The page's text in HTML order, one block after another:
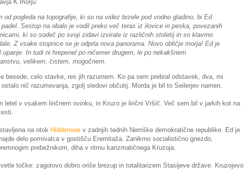
K morju:
od pogleda na topografije, ki so na videz brzele pod vodno gladino, bi Ed
Sestop na obalo je vodil preko več teras iz ilovice in peska, povezanih
ki so sodeč po svoji zidavi izvirale iz različnih stoletij in so klavrno
Z vsake stopnice se je odprla nova panorama. Novo obličje morja! Ed je
upanje. In tudi ni hrepenel po ničemer drugem, le po nekakšnem
velikem, čistem, mogočnem.
besede, celo stavke, res jih razumem. Ko pa sem prebral odstavek, dva, mi
ostalo nič razumevanja, zgolj sledovi občutij. Morda je bil to Seilerjev namen.
letel v vsakem liričnem ovinku, in Kruzo je lirični Vršič. Več sem bil v jarkih kot na
na otok Hiddensee v zadnjih tednih Nemške demokratične republike. Ed je
delo pomivalca v gostišču Eremitaža. Zanikrno socialistično gnezdo,
prebežnikom, diha v ritmu karizmatičnega Kruzoja.
točke: zagotovo dobro oriše brezup in totalitarizem Stasijeve države. Kruzojevo